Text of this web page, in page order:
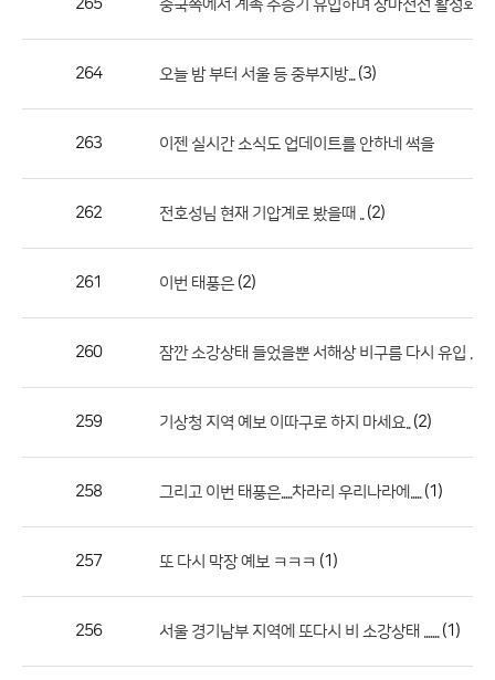
론
호,
록
공
265 중국쪽에서 계속 수증기 유입하며 장마전선 활성화 ......
264 오늘 밤 부터 서울 등 중부지방... (3)
263 이젠 실시간 소식도 업데이트를 안하네 썩을
262 전호성님 현재 기압계로 봤을때 .. (2)
261 이번 태풍은 (2)
260 잠깐 소강상태 들었을뿐 서해상 비구름 다시 유입 ....
259 기상청 지역 예보 이따구로 하지 마세요.. (2)
258 그리고 이번 태풍은.....차라리 우리나라에..... (1)
257 또 다시 막장 예보 ㅋㅋㅋ (1)
256 서울 경기남부 지역에 또다시 비 소강상태 ....... (1)